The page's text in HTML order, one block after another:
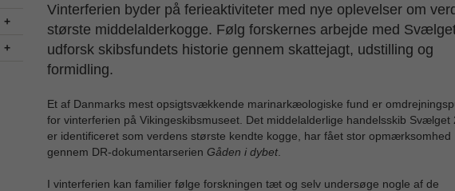
Vinterferien byder på ferieaktiviteter med nye oplevelser om
største middelalderkogge. Følg forskernes arbejde med
udforsk skibsfundets historie gennem skattejagt, udstilling og
formidling.
Et af Danmarks mest opsigtsvækkende marinarkæologiske fund er
for vinterferien på Vikingeskibsmuseet. Det middelalderlige handelsskib Svælget
er identificeret som verdens største kendte kogge, har fået stor opmærksomhed
gennem DR-dokumentarserien Gåden i dybet.
I vinterferien kan familier følge forskningen tæt og selv undersøge nogle af de